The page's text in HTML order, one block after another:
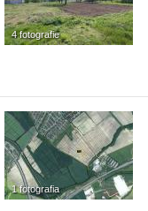
4 fotografie
1 fotografia